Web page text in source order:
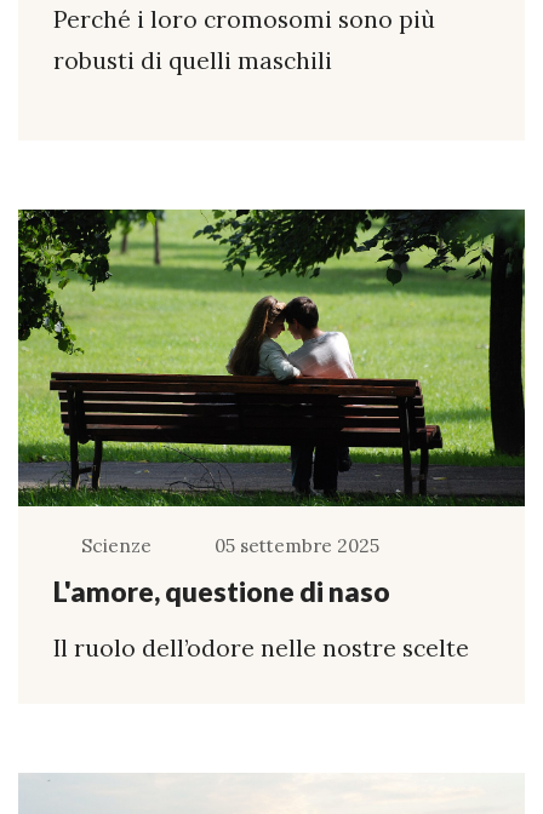
Perché i loro cromosomi sono più
robusti di quelli maschili
Scienze 05 settembre 2025
L'amore, questione di naso
Il ruolo dell’odore nelle nostre scelte